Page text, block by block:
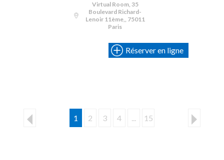
Virtual Room, 35
Boulevard Richard-
Lenoir 11ème,, 75011
Paris
Réserver en ligne
1 2 3 4 ... 15